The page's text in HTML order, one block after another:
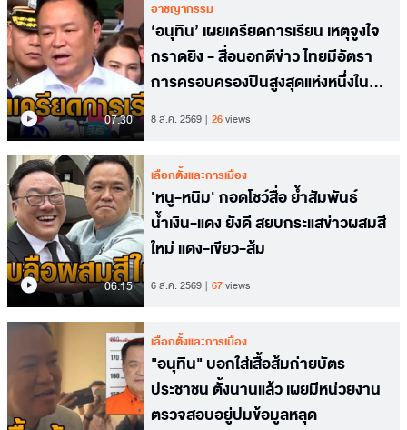
07.30
อาชญากรรม
‘อนุทิน’ เผยเครียดการเรียน เหตุจูงใจ
กราดยิง - สื่อนอกตีข่าว ไทยมีอัตรา
การครอบครองปืนสูงสุดแห่งหนึ่งใน
8 ส.ค. 2569 26views
06.15
เลือกตั้งและการเมือง
'หนู-หนิม' กอดโชว์สื่อ ย้ำสัมพันธ์
น้ำเงิน-แดง ยังดี สยบกระแสข่าวผสมสี
ใหม่ แดง-เขียว-ส้ม
6 ส.ค. 2569 67views
เลือกตั้งและการเมือง
"อนุทิน" บอกใส่เสื้อส้มถ่ายบัตร
ประชาชน ตั้งนานแล้ว เผยมีหน่วยงาน
ตรวจสอบอยู่ปมข้อมูลหลุด